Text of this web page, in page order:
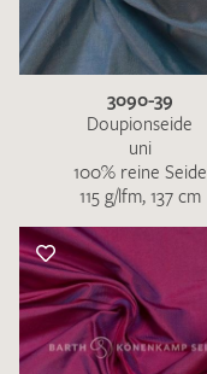
3090-39
Doupionseide
uni
100% reine Seide
115 g/lfm, 137 cm